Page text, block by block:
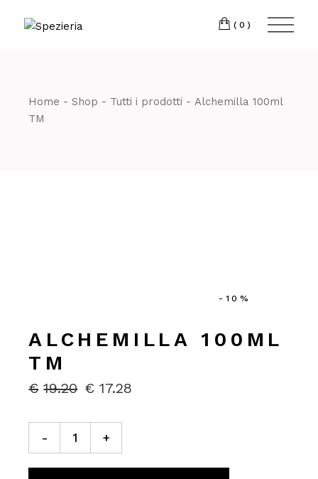
(0)
Home Shop Tutti i prodotti
Alchemilla 100ml
TM
-10%
ALCHEMILLA 100ML
TM
€ 19.20
IL
ORIGINALE
ERA:
€19.20.
€ 17.28
IL
ATTUALE
€17.28.
Alchemilla 100ml TM quantity
- +
Telefono